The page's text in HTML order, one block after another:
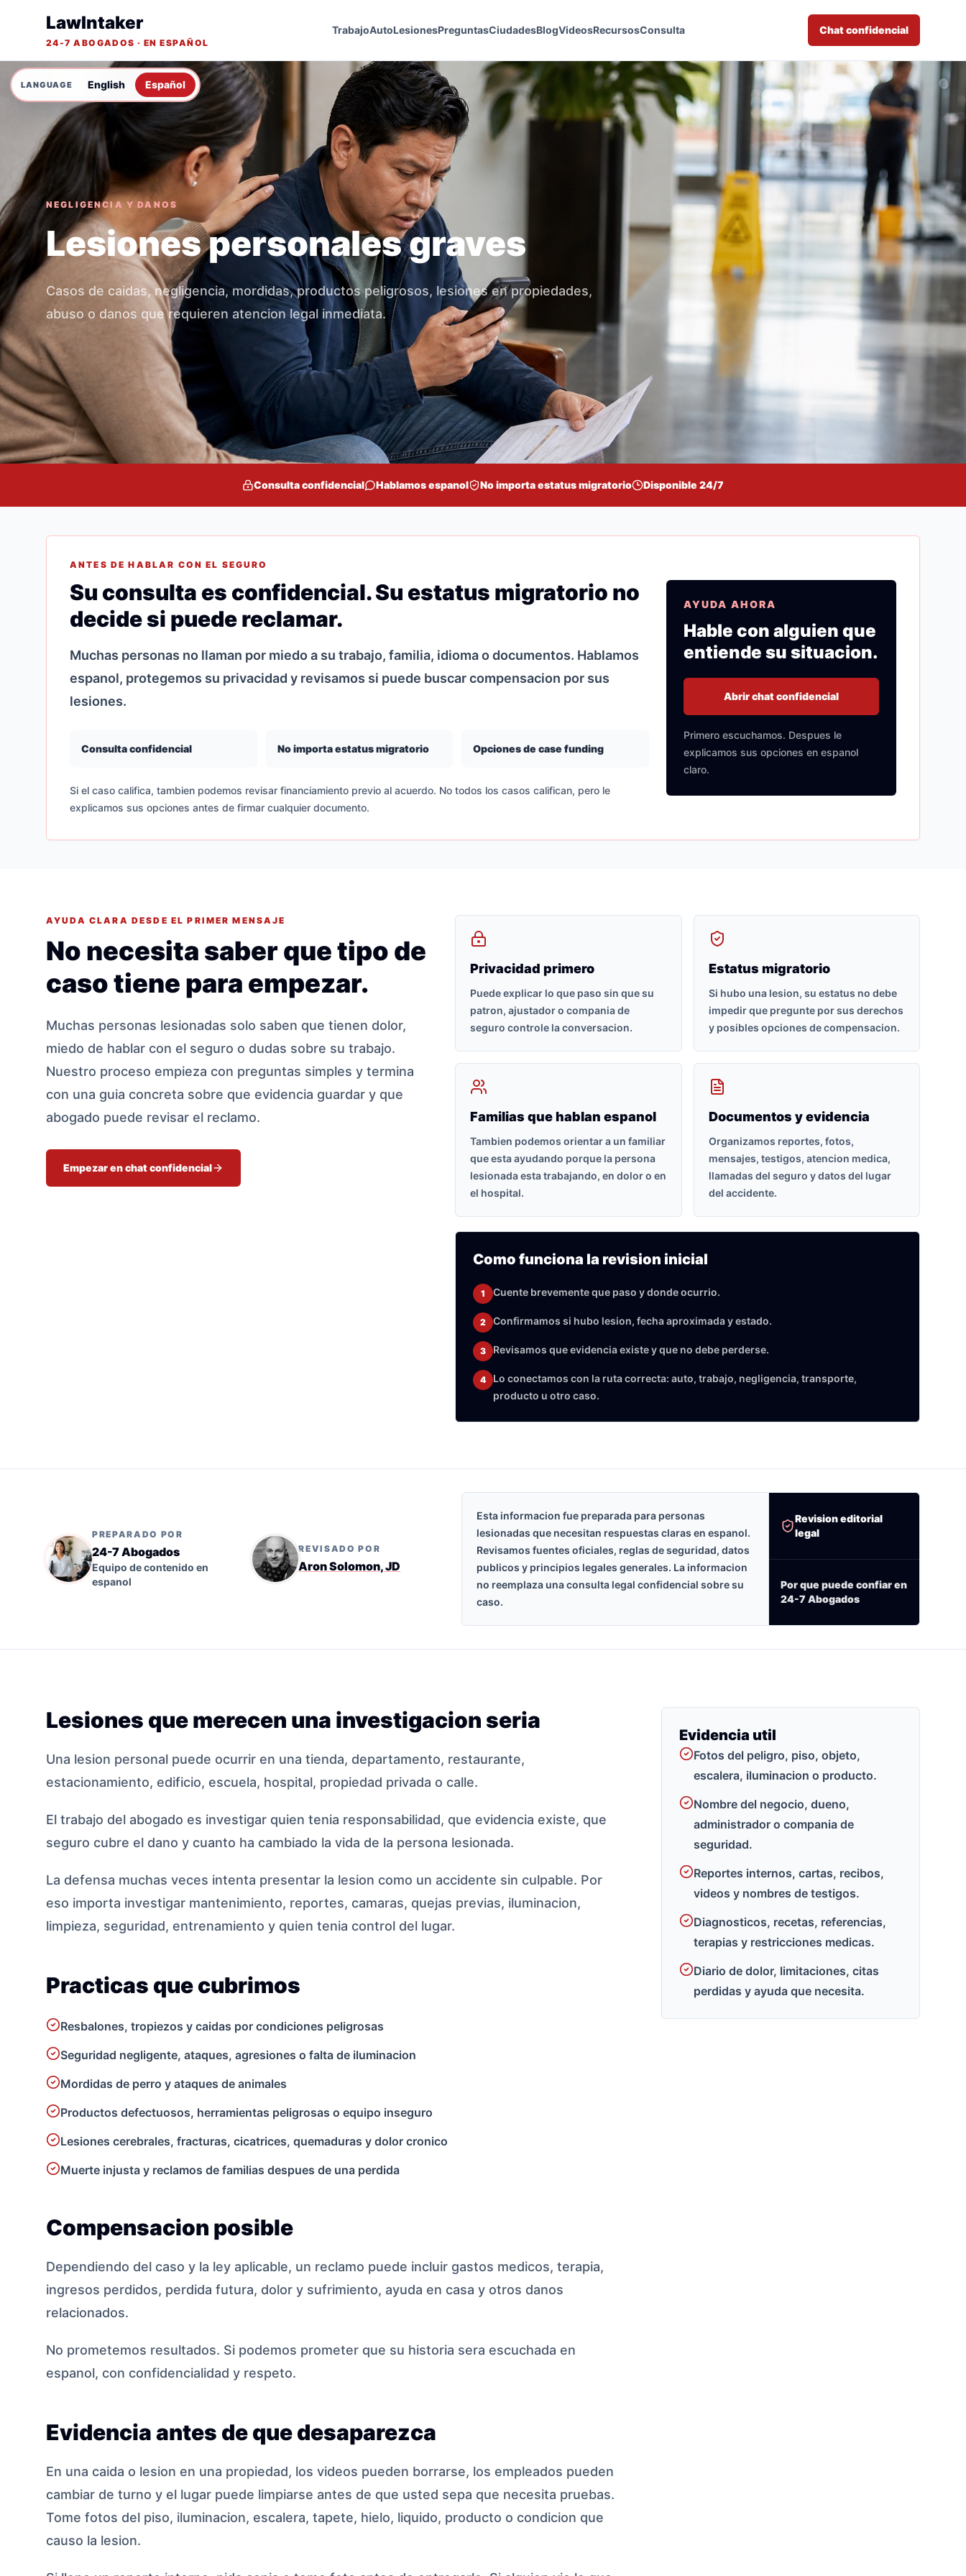
English Español
LawIntaker
24-7 ABOGADOS · EN ESPAÑOL
TrabajoAutoLesionesPreguntasCiudadesBlogVideosRecursosConsulta Chat confidencial
NEGLIGENCIA Y DANOS
Lesiones personales graves
Casos de caidas, negligencia, mordidas, productos peligrosos, lesiones en propiedades,
abuso o danos que requieren atencion legal inmediata.
Consulta confidencial Hablamos espanol No importa estatus migratorio Disponible 24/7
ANTES DE HABLAR CON EL SEGURO
Su consulta es confidencial. Su estatus migratorio no
decide si puede reclamar.
Muchas personas no llaman por miedo a su trabajo, familia, idioma o documentos. Hablamos
espanol, protegemos su privacidad y revisamos si puede buscar compensacion por sus
lesiones.
Consulta confidencial No importa estatus migratorio Opciones de case funding
Si el caso califica, tambien podemos revisar financiamiento previo al acuerdo. No todos los casos califican, pero le
explicamos sus opciones antes de firmar cualquier documento.
AYUDA AHORA
Hable con alguien que
entiende su situacion.
Abrir chat confidencial
Primero escuchamos. Despues le
explicamos sus opciones en espanol
claro.
AYUDA CLARA DESDE EL PRIMER MENSAJE
No necesita saber que tipo de
caso tiene para empezar.
Muchas personas lesionadas solo saben que tienen dolor,
miedo de hablar con el seguro o dudas sobre su trabajo.
Nuestro proceso empieza con preguntas simples y termina
con una guia concreta sobre que evidencia guardar y que
abogado puede revisar el reclamo.
Empezar en chat confidencial
Privacidad primero
Puede explicar lo que paso sin que su
patron, ajustador o compania de
seguro controle la conversacion.
Estatus migratorio
Si hubo una lesion, su estatus no debe
impedir que pregunte por sus derechos
y posibles opciones de compensacion.
Familias que hablan espanol
Tambien podemos orientar a un familiar
que esta ayudando porque la persona
lesionada esta trabajando, en dolor o en
el hospital.
Documentos y evidencia
Organizamos reportes, fotos,
mensajes, testigos, atencion medica,
llamadas del seguro y datos del lugar
del accidente.
Como funciona la revision inicial
1 Cuente brevemente que paso y donde ocurrio.
2 Confirmamos si hubo lesion, fecha aproximada y estado.
3 Revisamos que evidencia existe y que no debe perderse.
4
Lo conectamos con la ruta correcta: auto, trabajo, negligencia, transporte,
producto u otro caso.
PREPARADO POR
24-7 Abogados
Equipo de contenido en
espanol
REVISADO POR
Aron Solomon, JD
Esta informacion fue preparada para personas
lesionadas que necesitan respuestas claras en espanol.
Revisamos fuentes oficiales, reglas de seguridad, datos
publicos y principios legales generales. La informacion
no reemplaza una consulta legal confidencial sobre su
caso.
Revision editorial
legal
Por que puede confiar en
24-7 Abogados
Lesiones que merecen una investigacion seria
Una lesion personal puede ocurrir en una tienda, departamento, restaurante,
estacionamiento, edificio, escuela, hospital, propiedad privada o calle.
El trabajo del abogado es investigar quien tenia responsabilidad, que evidencia existe, que
seguro cubre el dano y cuanto ha cambiado la vida de la persona lesionada.
La defensa muchas veces intenta presentar la lesion como un accidente sin culpable. Por
eso importa investigar mantenimiento, reportes, camaras, quejas previas, iluminacion,
limpieza, seguridad, entrenamiento y quien tenia control del lugar.
Practicas que cubrimos
Resbalones, tropiezos y caidas por condiciones peligrosas
Seguridad negligente, ataques, agresiones o falta de iluminacion
Mordidas de perro y ataques de animales
Productos defectuosos, herramientas peligrosas o equipo inseguro
Lesiones cerebrales, fracturas, cicatrices, quemaduras y dolor cronico
Muerte injusta y reclamos de familias despues de una perdida
Compensacion posible
Dependiendo del caso y la ley aplicable, un reclamo puede incluir gastos medicos, terapia,
ingresos perdidos, perdida futura, dolor y sufrimiento, ayuda en casa y otros danos
relacionados.
No prometemos resultados. Si podemos prometer que su historia sera escuchada en
espanol, con confidencialidad y respeto.
Evidencia antes de que desaparezca
En una caida o lesion en una propiedad, los videos pueden borrarse, los empleados pueden
cambiar de turno y el lugar puede limpiarse antes de que usted sepa que necesita pruebas.
Tome fotos del piso, iluminacion, escalera, tapete, hielo, liquido, producto o condicion que
causo la lesion.
Evidencia util
Fotos del peligro, piso, objeto,
escalera, iluminacion o producto.
Nombre del negocio, dueno,
administrador o compania de
seguridad.
Reportes internos, cartas, recibos,
videos y nombres de testigos.
Diagnosticos, recetas, referencias,
terapias y restricciones medicas.
Diario de dolor, limitaciones, citas
perdidas y ayuda que necesita.